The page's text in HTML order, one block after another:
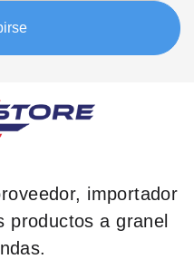
importador
productos a granel